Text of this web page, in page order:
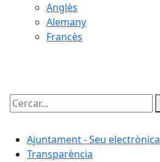
Anglès
Alemany
Francès
Cercar:
Ajuntament - Seu electrònica
Transparència